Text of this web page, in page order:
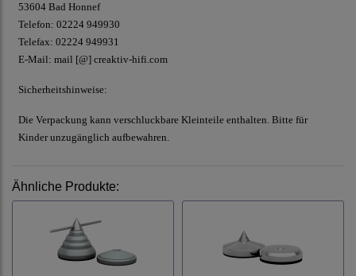
53604 Bad Honnef
Telefon: 02224 949930
Telefax: 02224 949931
E-Mail: mail [@] creaktiv-hifi.com
Sicherheitshinweise:
Die Verpackung kann verschluckbare Kleinteile enthalten. Bitte für
Kinder unzugänglich aufbewahren.
Ähnliche Produkte: